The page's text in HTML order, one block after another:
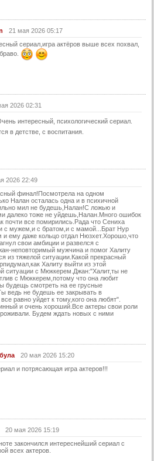
21 мая 2026 05:17
сериал,игра актёров выше всех похвал,
2026 02:31
интересный, психологический сериал.
в детстве, с воспитания.
2026 22:49
финал!Посмотрела на одном
Налан осталась одна и в психичной
мил не будешь,Налан!С ложью и
далеко тоже не уйдешь,Налан.Много ошибок
почти все помирились.Рада что Сениха
с мужем,и с братом,и с мамой...Брат Нур
и ему даже кольцо отдал Нюзхет.Хорошо,что
свои амбиции и развелся с
неповторимый мужчина и помог Халиту
из тяжелой ситуации.Какой прекрасный
Халиту выйти из этой
ситуации с Мюккерем.Джан:"Халит,ты не
с Мюккерем,потому что она любит
будещь смотреть на ее грусные
ведь не будешь ее закрывать в
равно уйдет к тому,кого она любят".
и очень хороший.Все актеры свои роли
Будем ждать новых с ними
20 мая 2026 15:20
и потрясающая игра актеров!!!
20 мая 2026 15:19
закончился интереснейший сериал с
всех актеров.